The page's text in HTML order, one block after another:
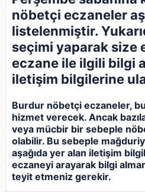
nöbetçi eczaneler
listelenmiştir.
seçimi yaparak size
eczane ile ilgili bilgi
iletişim bilgilerine
Burdur nöbetçi eczaneler,
hizmet verecek. Ancak
veya mücbir bir sebeple
olabilir. Bu sebeple
aşağıda yer alan iletişim
eczaneyi arayarak bilgi
teyit etmeniz gerekir.